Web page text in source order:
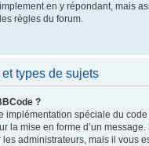
en y répondant, mais
règles du forum.
types de sujets
?
implémentation spéciale du
la mise en forme d’un message.
administrateurs, mais il vous